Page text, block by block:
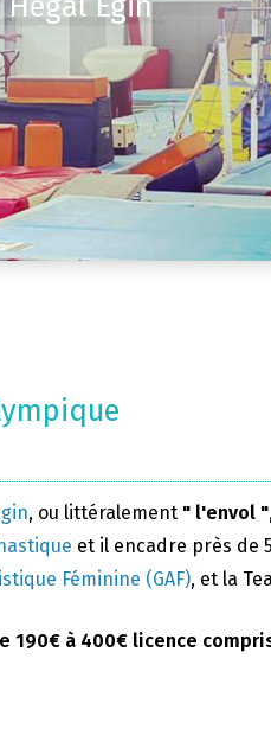
, ou littéralement " l'envol "
et il encadre près de
Féminine (GAF), et la
190€ à 400€ licence